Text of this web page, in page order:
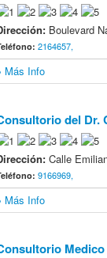
Boulevard
2164657,
Más Info
del Dr.
Calle
9166969,
Más Info
Medico